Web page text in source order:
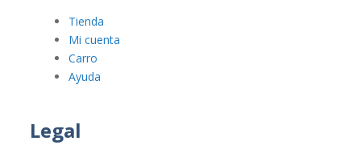
Tienda
Mi cuenta
Carro
Ayuda
Legal